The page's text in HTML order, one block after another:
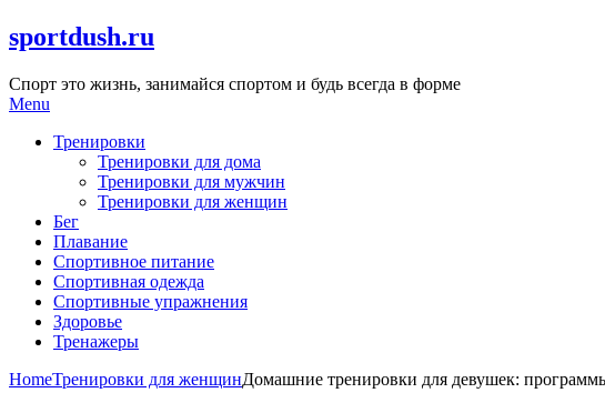
Skip
to
sportdush.ru
Спорт это жизнь, занимайся спортом и будь всегда в форме
Menu
Тренировки
Тренировки для дома
Тренировки для мужчин
Тренировки для женщин
Бег
Плавание
Спортивное питание
Спортивная одежда
Спортивные упражнения
Здоровье
Тренажеры
HomeТренировки для женщинДомашние тренировки для девушек: